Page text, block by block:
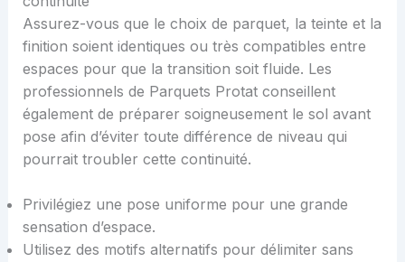
Assurez-vous que le choix de parquet, la teinte et la
finition soient identiques ou très compatibles entre
espaces pour que la transition soit fluide. Les
professionnels de Parquets Protat conseillent
également de préparer soigneusement le sol avant
pose afin d’éviter toute différence de niveau qui
pourrait troubler cette continuité.
Privilégiez une pose uniforme pour une grande
sensation d’espace.
Utilisez des motifs alternatifs pour délimiter sans